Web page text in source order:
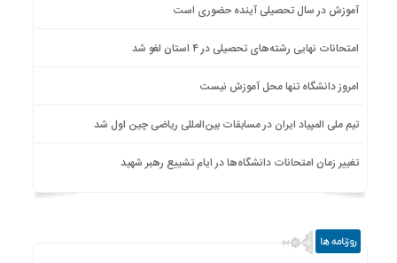
آموزش در سال تحصیلی آینده حضوری است
امتحانات نهایی رشته‌های تحصیلی در ۴ استان لغو شد
امروز دانشگاه تنها محل آموزش نیست
تیم ملی المپیاد ایران در مسابقات بین‌المللی ریاضی چین اول شد
تغییر زمان امتحانات دانشگاه‌ها در ایام تشییع رهبر شهید
روزنامه ها